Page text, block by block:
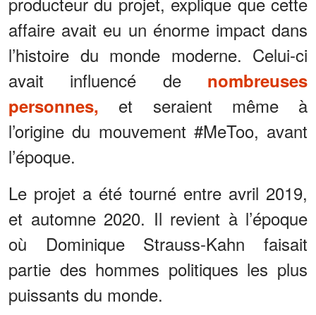
affaire avait eu un énorme impact dans
l’histoire du monde moderne. Celui-ci
avait influencé de nombreuses
personnes, et seraient même à
l’origine du mouvement #MeToo, avant
l’époque.
Le projet a été tourné entre avril 2019,
et automne 2020. Il revient à l’époque
où Dominique Strauss-Kahn faisait
partie des hommes politiques les plus
puissants du monde.